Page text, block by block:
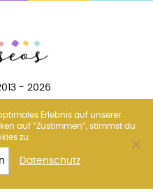
- 2026
Barcelona
Florenz
Venedig
Erlebnis auf unserer
auf “Zustimmen”, stimmst du
zu.
Datenschutz